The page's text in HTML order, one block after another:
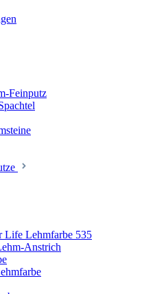
Feinputz
Life Lehmfarbe 535
Anstrich